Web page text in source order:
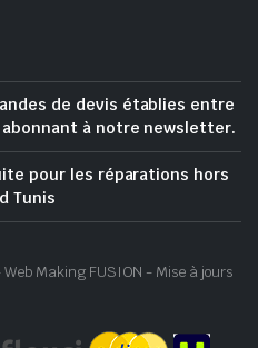
de devis établies entre
abonnant à notre newsletter.
pour les réparations hors
Tunis
Making FUSION - Mise à jours